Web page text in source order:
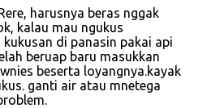
harusnya beras nggak
kalau mau ngukus
kukusan di panasin pakai api
beruap baru masukkan
beserta loyangnya.kayak
ganti air atau mnetega